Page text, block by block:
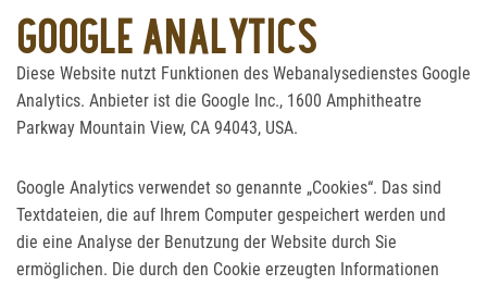
GOOGLE ANALYTICS
Diese Website nutzt Funktionen des Webanalysedienstes Google
Analytics. Anbieter ist die Google Inc., 1600 Amphitheatre
Parkway Mountain View, CA 94043, USA.
Google Analytics verwendet so genannte „Cookies“. Das sind
Textdateien, die auf Ihrem Computer gespeichert werden und
die eine Analyse der Benutzung der Website durch Sie
ermöglichen. Die durch den Cookie erzeugten Informationen